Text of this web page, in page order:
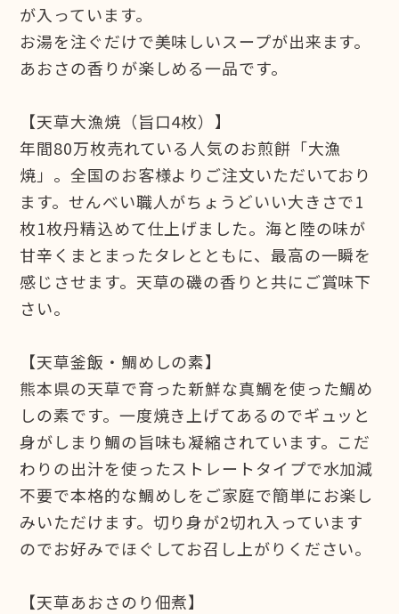
が入っています。
お湯を注ぐだけで美味しいスープが出来ます。
あおさの香りが楽しめる一品です。
【天草大漁焼（旨口4枚）】
年間80万枚売れている人気のお煎餅「大漁
焼」。全国のお客様よりご注文いただいており
ます。せんべい職人がちょうどいい大きさで1
枚1枚丹精込めて仕上げました。海と陸の味が
甘辛くまとまったタレとともに、最高の一瞬を
感じさせます。天草の磯の香りと共にご賞味下
さい。
【天草釜飯・鯛めしの素】
熊本県の天草で育った新鮮な真鯛を使った鯛め
しの素です。一度焼き上げてあるのでギュッと
身がしまり鯛の旨味も凝縮されています。こだ
わりの出汁を使ったストレートタイプで水加減
不要で本格的な鯛めしをご家庭で簡単にお楽し
みいただけます。切り身が2切れ入っています
のでお好みでほぐしてお召し上がりください。
【天草あおさのり佃煮】